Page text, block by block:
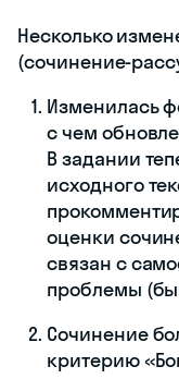
Несколько
(сочинение-
Изменилась
с чем
В задании
исходного
оценки
связан с
проблемы
Сочинение
критерию